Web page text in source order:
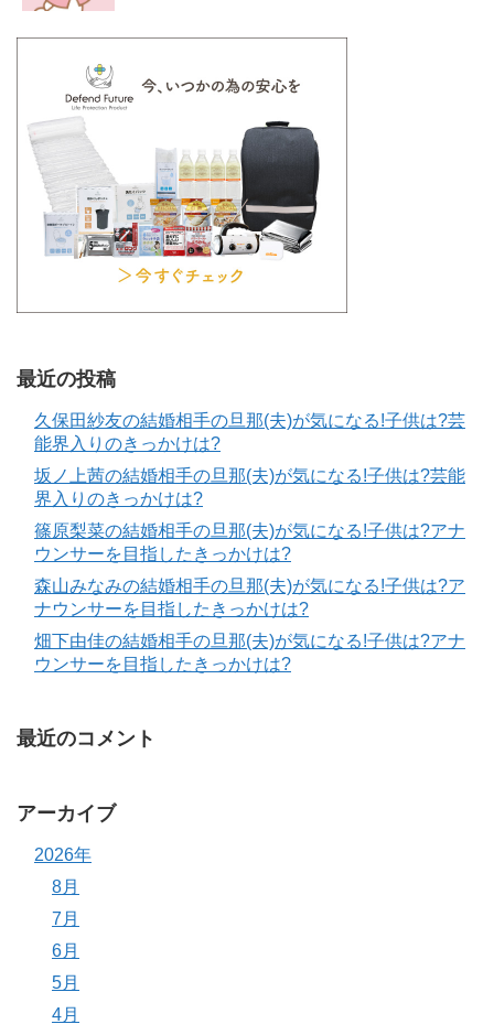
最近の投稿
久保田紗友の結婚相手の旦那(夫)が気になる!子供は?芸
能界入りのきっかけは?
坂ノ上茜の結婚相手の旦那(夫)が気になる!子供は?芸能
界入りのきっかけは?
篠原梨菜の結婚相手の旦那(夫)が気になる!子供は?アナ
ウンサーを目指したきっかけは?
森山みなみの結婚相手の旦那(夫)が気になる!子供は?ア
ナウンサーを目指したきっかけは?
畑下由佳の結婚相手の旦那(夫)が気になる!子供は?アナ
ウンサーを目指したきっかけは?
最近のコメント
アーカイブ
2026年
8月
7月
6月
5月
4月